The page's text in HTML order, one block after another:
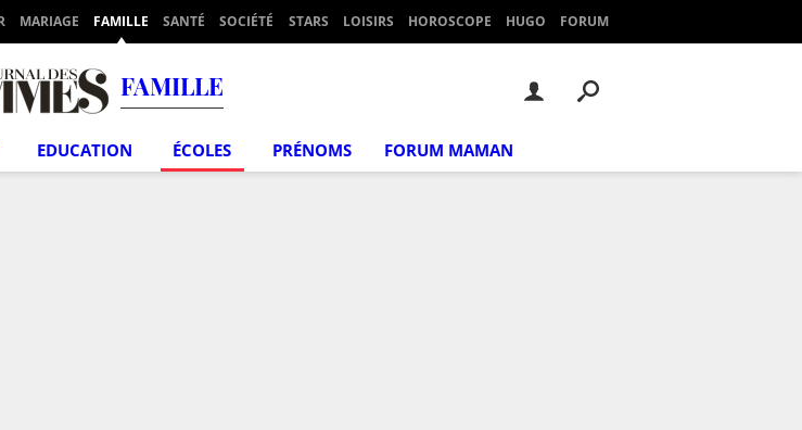
MARIAGE FAMILLE SANTÉ SOCIÉTÉ STARS LOISIRS HOROSCOPE HUGO FORUM
FAMILLE
EDUCATION ÉCOLES PRÉNOMS FORUM MAMAN